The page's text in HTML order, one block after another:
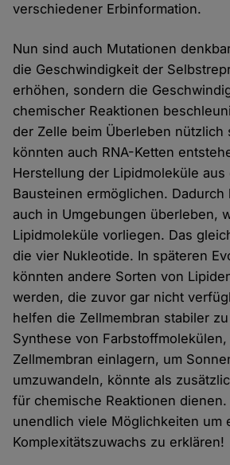
verschiedener Erbinformation.
Nun sind auch Mutationen
die Geschwindigkeit der
erhöhen, sondern die
chemischer Reaktionen
der Zelle beim Überleben nützlich
könnten auch RNA-Ketten
Herstellung der Lipidmoleküle
Bausteinen ermöglichen. Dadurch
auch in Umgebungen überleben,
Lipidmoleküle vorliegen. Das
die vier Nukleotide. In späteren
könnten andere Sorten von
werden, die zuvor gar nicht
helfen die Zellmembran stabiler
Synthese von
Zellmembran einlagern, um
umzuwandeln, könnte als
für chemische Reaktionen
unendlich viele Möglichkeiten um
Komplexitätszuwachs zu erklären!